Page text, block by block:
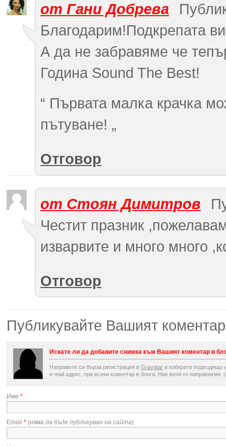
от Гани Добрева
Благодарим!Подкрепата
А да не забравяме че
Година Sound The Best!
“ Първата малка крачка
пътуване! „
Отговор
от Стоян Димитров
Честит празник
изварвите и много много
Отговор
Публикувайте Вашият
Искате ли да добавите снимка към Вашият коментар в
Направете си бърза регистрация в Gravatar и изберете подходящо
e-mail адрес, при всеки коментар в блога. Ние вече го направихме :)
Име *
Email * (няма да бъде публикуван на сайта)